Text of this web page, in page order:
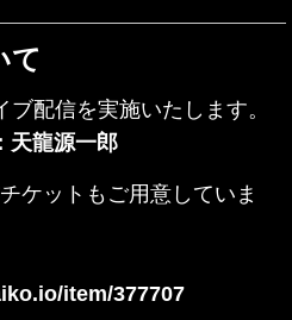
て
配信を実施いたします。
天龍源一郎
ケットもご用意していま
item/377707